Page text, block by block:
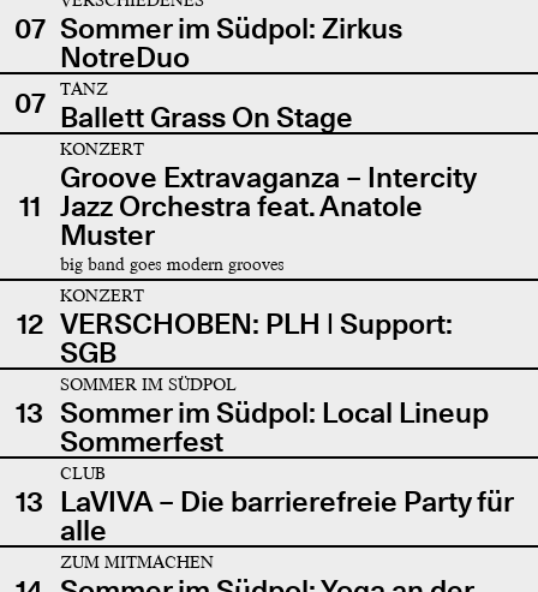
07 Sommer im Südpol: Zirkus
NotreDuo
07
TANZ
Ballett Grass On Stage
11
KONZERT
Groove Extravaganza – Intercity
Jazz Orchestra feat. Anatole
Muster
big band goes modern grooves
12
KONZERT
VERSCHOBEN: PLH | Support:
SGB
13
SOMMER IM SÜDPOL
Sommer im Südpol: Local Lineup
Sommerfest
13
CLUB
LaVIVA – Die barrierefreie Party für
alle
ZUM MITMACHEN